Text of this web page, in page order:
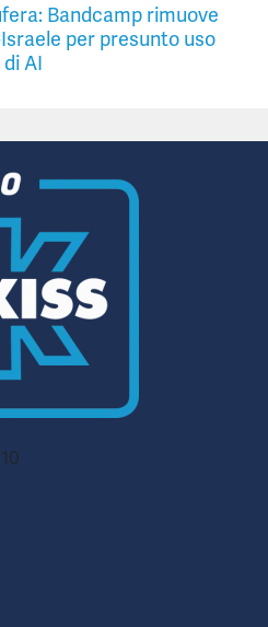
Bandcamp rimuove
per presunto uso
di AI